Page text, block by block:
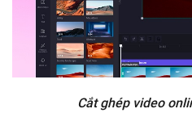
Cắt ghép video